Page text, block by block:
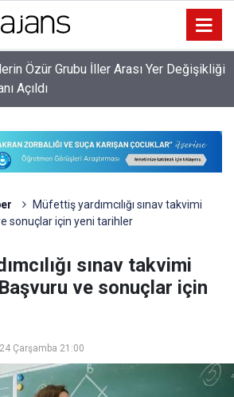
Özür Grubu İller Arası Yer Değişikliği
Açıldı
Müfettiş yardımcılığı sınav takvimi
sonuçlar için yeni tarihler
sınav takvimi
ve sonuçlar için
Çarşamba 21:00